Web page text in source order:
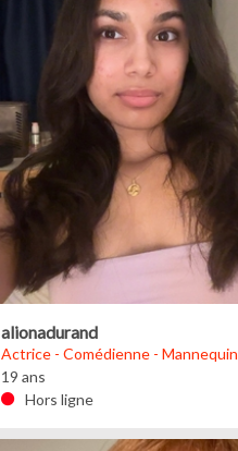
alionadurand
Actrice - Comédienne - Mannequin
19 ans
Hors ligne